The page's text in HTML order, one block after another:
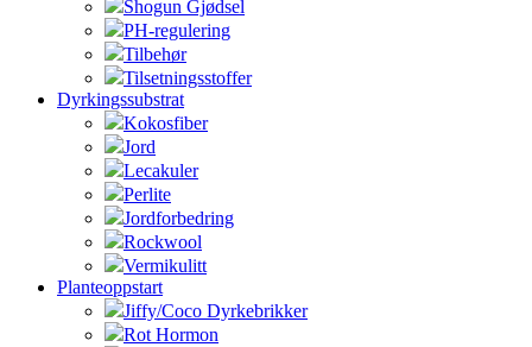
Shogun Gjødsel
PH-regulering
Tilbehør
Tilsetningsstoffer
Dyrkingssubstrat
Kokosfiber
Jord
Lecakuler
Perlite
Jordforbedring
Rockwool
Vermikulitt
Planteoppstart
Jiffy/Coco Dyrkebrikker
Rot Hormon